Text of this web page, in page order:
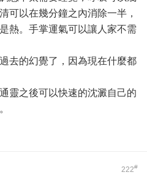
可以在幾分鐘之內消除一半，
熱。手掌運氣可以讓人家不需
去的幻覺了，因為現在什麼都
靈之後可以快速的沈澱自己的
222#